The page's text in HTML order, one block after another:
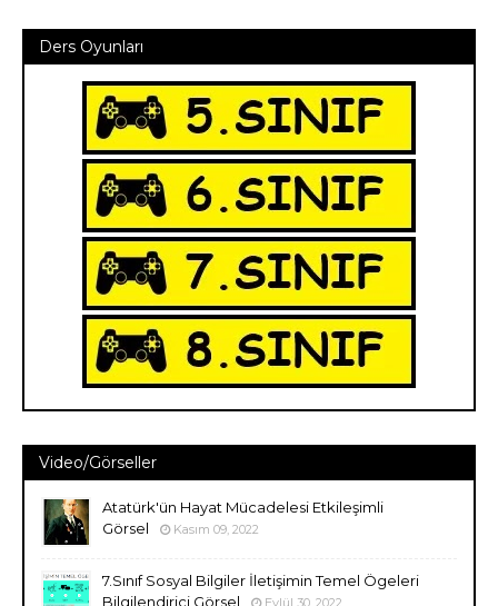
Ders Oyunları
Video/Görseller
Atatürk'ün Hayat Mücadelesi Etkileşimli
Görsel
Kasım 09, 2022
7.Sınıf Sosyal Bilgiler İletişimin Temel Ögeleri
Bilgilendirici Görsel